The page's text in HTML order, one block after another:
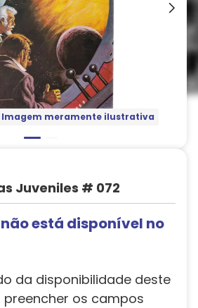
Imagem meramente ilustrativa
Juveniles # 072
está disponível no
da disponibilidade deste
os campos